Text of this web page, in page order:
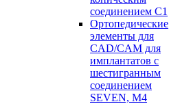
соединением С1
Ортопедические
элементы для
CAD/CAM для
имплантатов с
шестигранным
соединением
SEVEN, М4